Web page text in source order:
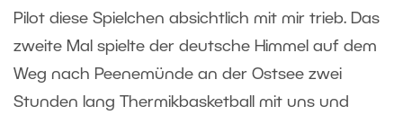
Pilot diese Spielchen absichtlich mit mir trieb. Das
zweite Mal spielte der deutsche Himmel auf dem
Weg nach Peenemünde an der Ostsee zwei
Stunden lang Thermikbasketball mit uns und